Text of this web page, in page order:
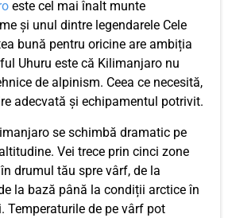
este cel mai înalt munte
și unul dintre legendarele Cele
bună pentru oricine are ambiția
Uhuru este că Kilimanjaro nu
de alpinism. Ceea ce necesită,
adecvată și echipamentul potrivit.
se schimbă dramatic pe
Vei trece prin cinci zone
drumul tău spre vârf, de la
la bază până la condiții arctice în
Temperaturile de pe vârf pot